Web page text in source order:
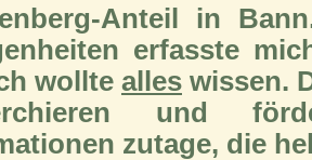
Anteil in
erfasste
wollte alles wissen.
und
zutage, die